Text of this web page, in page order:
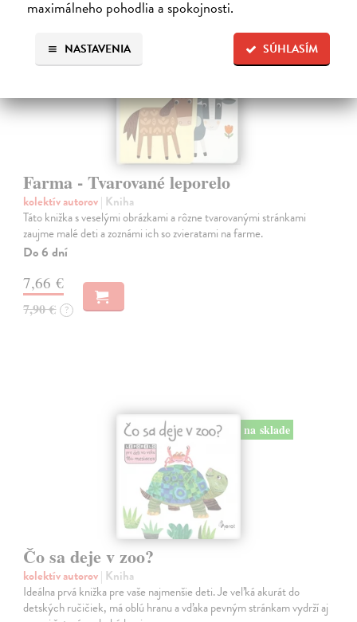
maximálneho pohodlia a spokojnosti.
SÚHLASÍM
NASTAVENIA
Farma - Tvarované leporelo
kolektív autorov| Kniha
Táto knižka s veselými obrázkami a rôzne tvarovanými stránkami
zaujme malé deti a zoznámi ich so zvieratami na farme.
Do 6 dní
7,66 €
7,90 € ?
na sklade
Čo sa deje v zoo?
kolektív autorov| Kniha
Ideálna prvá knižka pre vaše najmenšie deti. Je veľká akurát do
detských ručičiek, má oblú hranu a vďaka pevným stránkam vydrží aj